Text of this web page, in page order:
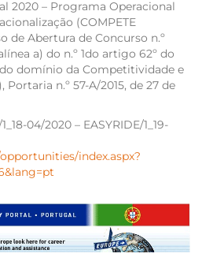
2020 – Programa Operacional
(COMPETE
de Abertura de Concurso n.º
a) do n.º 1do artigo 62º do
domínio da Competitividade e
n.º 57-A/2015, de 27 de
04/2020 – EASYRIDE/1_19-
index.aspx?